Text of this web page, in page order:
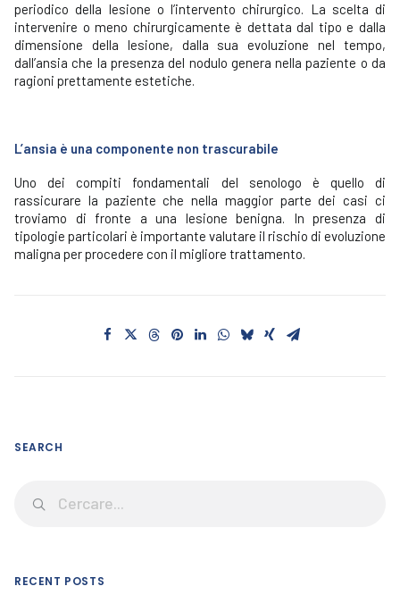
periodico della lesione o l’intervento chirurgico. La scelta di
intervenire o meno chirurgicamente è dettata dal tipo e dalla
dimensione della lesione, dalla sua evoluzione nel tempo,
dall’ansia che la presenza del nodulo genera nella paziente o da
ragioni prettamente estetiche.
L’ansia è una componente non trascurabile
Uno dei compiti fondamentali del senologo è quello di
rassicurare la paziente che nella maggior parte dei casi ci
troviamo di fronte a una lesione benigna. In presenza di
tipologie particolari è importante valutare il rischio di evoluzione
maligna per procedere con il migliore trattamento.
SEARCH
RECENT POSTS